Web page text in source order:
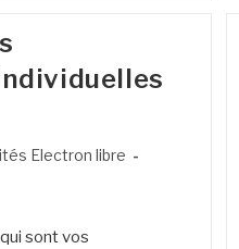
Electron libre
sont vos